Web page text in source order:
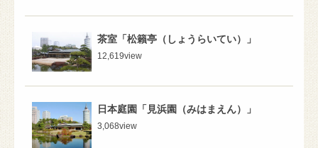
茶室「松籟亭（しょうらいてい）」
12,619view
日本庭園「見浜園（みはまえん）」
3,068view